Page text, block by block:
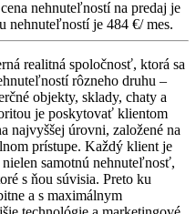
nehnuteľností na predaj je
nehnuteľností je 484 €/ mes.
realitná spoločnosť, ktorá sa
rôzneho druhu –
objekty, sklady, chaty a
je poskytovať klientom
najvyššej úrovni, založené na
prístupe. Každý klient je
samotnú nehnuteľnosť,
s ňou súvisia. Preto ku
a s maximálnym